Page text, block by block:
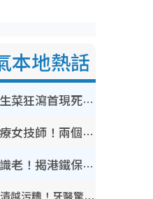
本地熱話
奪命寄生蟲｜食生菜狂瀉首現死者！疫潮惡化錄1.8萬宗病例 揭洗菜3大謬誤
銀行高層戀上水療女技師！兩個月借128萬驚覺「沉船」沉落火海 揭背後疑似邪教操控賣淫
內地客歎港人唔識老！揭港鐵保鮮級冷氣 港人求放過：咪投訴